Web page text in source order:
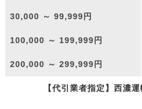
30,000 ～ 99,999円
100,000 ～ 199,999円
200,000 ～ 299,999円
【代引業者指定】西濃